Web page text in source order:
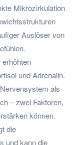
Mikrozirkulation
Auslöser von
und Adrenalin.
als
– zwei Faktoren,
können.
die
und kann die